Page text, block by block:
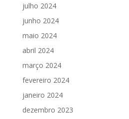
julho 2024
junho 2024
maio 2024
abril 2024
março 2024
fevereiro 2024
janeiro 2024
dezembro 2023